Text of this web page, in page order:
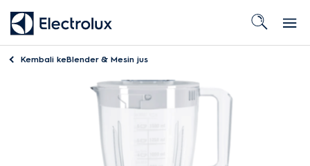
Kembali keBlender & Mesin jus